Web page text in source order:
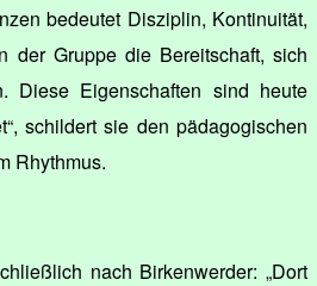
bedeutet Disziplin, Kontinuität,
der Gruppe die Bereitschaft, sich
Diese Eigenschaften sind heute
schildert sie den pädagogischen
Rhythmus.
nach Birkenwerder: „Dort